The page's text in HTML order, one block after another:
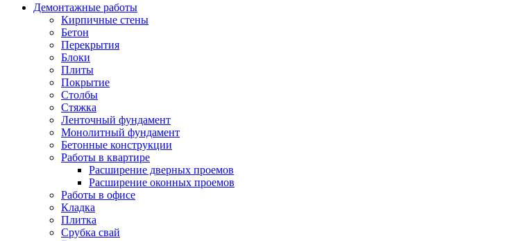
Демонтажные работы
Кирпичные стены
Бетон
Перекрытия
Блоки
Плиты
Покрытие
Столбы
Стяжка
Ленточный фундамент
Монолитный фундамент
Бетонные конструкции
Работы в квартире
Расширение дверных проемов
Расширение оконных проемов
Работы в офисе
Кладка
Плитка
Срубка свай